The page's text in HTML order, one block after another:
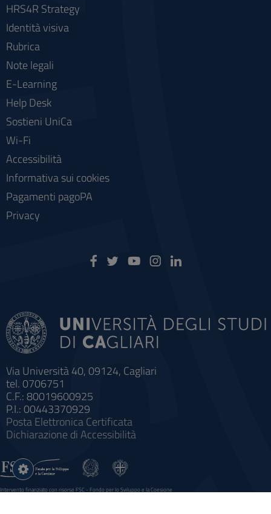
Via Università 40, 09124, Cagliari
tel. 0706751
C.F.: 80019600925
P.I.: 00443370929
Posta Elettronica Certificata
Dichiarazione di Accessibilità
HRS4R Strategy
Identità visiva
Rubrica
Note legali
E-Learning
Help Desk
Sostieni UniCa
Wi-Fi
Accessibilità
Informativa sui cookies
Pagamenti pagoPA
Privacy
Intervento finanziato con risorse FSC - Fondo per lo Sviluppo e la Coesione
Impostazioni
cookie